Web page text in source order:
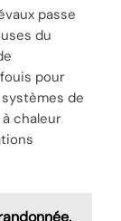
passe
du
pour
de
chaleur